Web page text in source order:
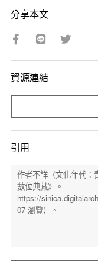
分享本文
資源連結
引用